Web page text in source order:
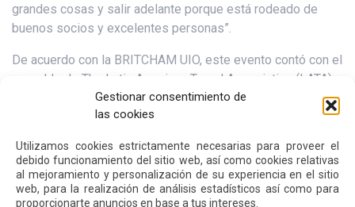
Gestionar consentimiento de
las cookies
Utilizamos cookies estrictamente necesarias para proveer el
debido funcionamiento del sitio web, así como cookies relativas
al mejoramiento y personalización de su experiencia en el sitio
web, para la realización de análisis estadísticos así como para
proporcionarte anuncios en base a tus intereses.
grandes cosas y salir adelante porque está rodeado de
buenos socios y excelentes personas”.
De acuerdo con la BRITCHAM UIO, este evento contó con el
respaldo de The Latin American Travel Association (LATA),
con sede en Londres, cuya misión es promover América
Latina como un atractivo destino turístico y estimular el
fortalecimiento y colaboración entre las empresas
turísticas de Ecuador y el Reino Unido, destacando la oferta
ecuatoriana de turismo sostenible.